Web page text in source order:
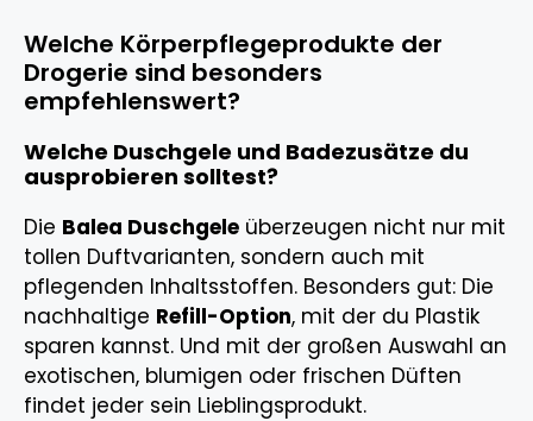
Welche Körperpflegeprodukte der
Drogerie sind besonders
empfehlenswert?
Welche Duschgele und Badezusätze du
ausprobieren solltest?
Die Balea Duschgele überzeugen nicht nur mit
tollen Duftvarianten, sondern auch mit
pflegenden Inhaltsstoffen. Besonders gut: Die
nachhaltige Refill-Option, mit der du Plastik
sparen kannst. Und mit der großen Auswahl an
exotischen, blumigen oder frischen Düften
findet jeder sein Lieblingsprodukt.